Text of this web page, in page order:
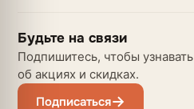
Будьте на связи
Подпишитесь, чтобы узнавать
об акциях и скидках.
Подписаться